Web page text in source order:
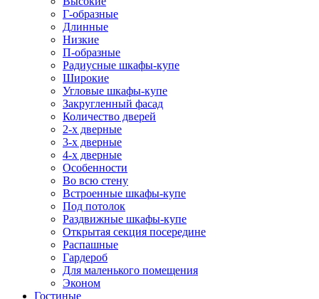
Г-образные
Длинные
Низкие
П-образные
Радиусные шкафы-купе
Широкие
Угловые шкафы-купе
Закругленный фасад
Количество дверей
2-х дверные
3-х дверные
4-х дверные
Особенности
Во всю стену
Встроенные шкафы-купе
Под потолок
Раздвижные шкафы-купе
Открытая секция посередине
Распашные
Гардероб
Для маленького помещения
Эконом
Гостиные